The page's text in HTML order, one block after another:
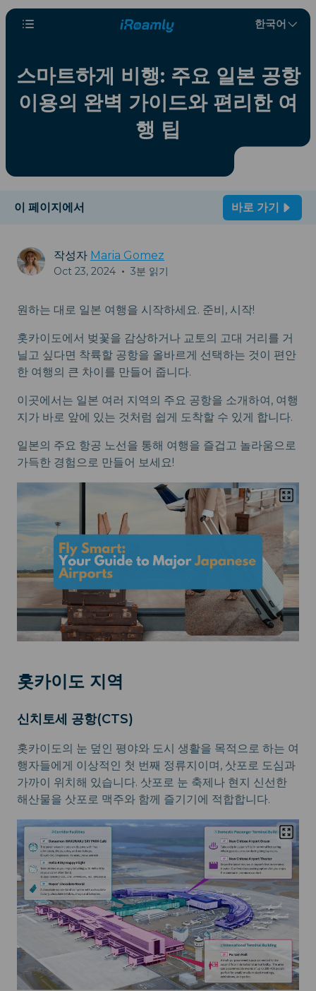
한국어
스마트하게 비행: 주요 일본 공항
이용의 완벽 가이드와 편리한 여
행 팁
이 페이지에서 바로 가기
작성자 Maria Gomez
Oct 23, 2024 • 3분 읽기
원하는 대로 일본 여행을 시작하세요. 준비, 시작!
홋카이도에서 벚꽃을 감상하거나 교토의 고대 거리를 거
닐고 싶다면 착륙할 공항을 올바르게 선택하는 것이 편안
한 여행의 큰 차이를 만들어 줍니다.
이곳에서는 일본 여러 지역의 주요 공항을 소개하여, 여행
지가 바로 앞에 있는 것처럼 쉽게 도착할 수 있게 합니다.
일본의 주요 항공 노선을 통해 여행을 즐겁고 놀라움으로
가득한 경험으로 만들어 보세요!
홋카이도 지역
신치토세 공항(CTS)
홋카이도의 눈 덮인 평야와 도시 생활을 목적으로 하는 여
행자들에게 이상적인 첫 번째 정류지이며, 삿포로 도심과
가까이 위치해 있습니다. 삿포로 눈 축제나 현지 신선한
해산물을 삿포로 맥주와 함께 즐기기에 적합합니다.